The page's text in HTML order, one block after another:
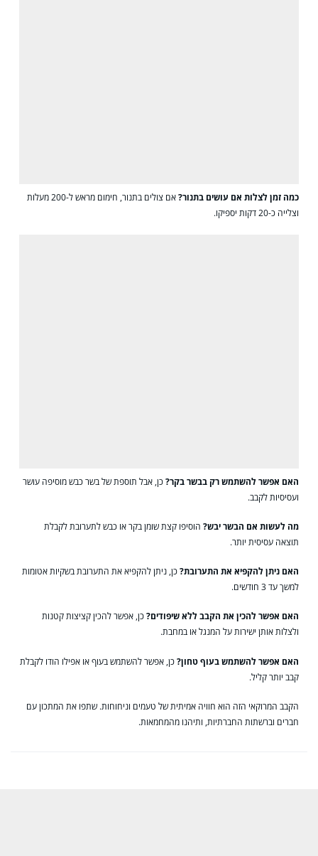
כמה זמן לצלות אם עושים בתנור?
אם צולים בתנור, חימום מראש ל-200 מעלות
וצלייה כ-20 דקות יספיקו.
האם אפשר להשתמש רק בבשר בקר?כן, אבל תוספת של בשר כבש מוסיפה עושר
ועסיסיות לקבב.
מה לעשות אם הבשר יבש? הוסיפו קצת שומן בקר או כבש לתערובת לקבלת
תוצאה עסיסית יותר.
האם ניתן להקפיא את התערובת?כן, ניתן להקפיא את התערובת בשקיות אטומות
למשך עד 3 חודשים.
האם אפשר להכין את הקבב ללא שיפודים?כן, אפשר להכין קציצות קטנות
ולצלות אותן ישירות על המנגל או במחבת.
האם אפשר להשתמש בעוף טחון?כן, אפשר להשתמש בעוף או אפילו הודו לקבלת
קבב יותר קליל.
הקבב המרוקאי הזה הוא חוויה אמיתית של טעמים וניחוחות. שתפו את המתכון עם
חברים וברשתות החברתיות, ותיהנו מהמחמאות.